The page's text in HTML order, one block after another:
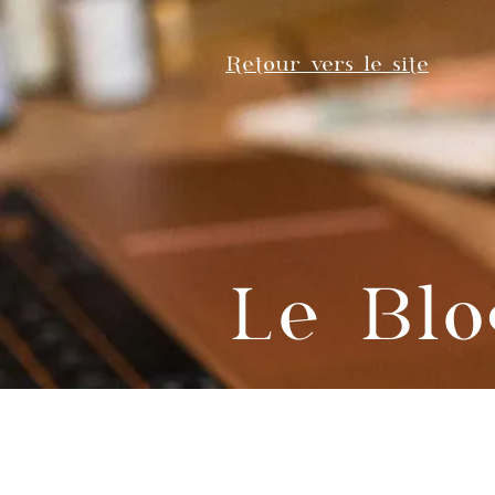
Retour vers le site
Le